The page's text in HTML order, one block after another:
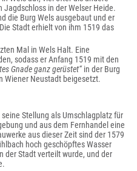
Jagdschloss in der Welser Heide.
die Burg Wels ausgebaut und er
Stadt erhielt von ihm 1519 das
Mal in Wels Halt. Eine
sodass er Anfang 1519 mit den
Gnade ganz gerüstet“in der Burg
Wiener Neustadt beigesetzt.
Stellung als Umschlagplatz für
und aus dem Fernhandel eine
aus dieser Zeit sind der 1579
hoch geschöpftes Wasser
der Stadt verteilt wurde, und der